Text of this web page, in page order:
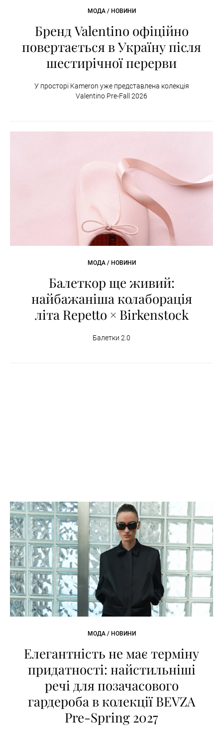
МОДА / НОВИНИ
Бренд Valentino офіційно
повертається в Україну після
шестирічної перерви
У просторі Kameron уже представлена колекція
Valentino Pre-Fall 2026
МОДА / НОВИНИ
Балеткор ще живий:
найбажаніша колаборація
літа Repetto × Birkenstock
Балетки 2.0
МОДА / НОВИНИ
Елегантність не має терміну
придатності: найстильніші
речі для позачасового
гардероба в колекції BEVZA
Pre-Spring 2027